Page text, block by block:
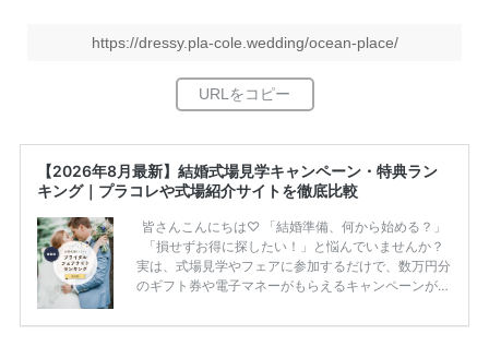
https://dressy.pla-cole.wedding/ocean-place/
【2026年8月最新】結婚式場見学キャンペーン・特典ラン
キング｜プラコレや式場紹介サイトを徹底比較
皆さんこんにちは♡ 「結婚準備、何から始める？」
「損せずお得に探したい！」と悩んでいませんか？
実は、式場見学やフェアに参加するだけで、数万円分
のギフト券や電子マネーがもらえるキャンペーンがあ
ため、比較せずに選ぶと損をしてしまうことも……。